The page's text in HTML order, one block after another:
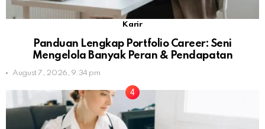
Karir
Panduan Lengkap Portfolio Career: Seni
Mengelola Banyak Peran & Pendapatan
August 7, 2026, 9:34 pm